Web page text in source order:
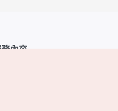
內容